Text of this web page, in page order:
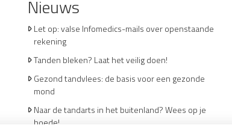
Nieuws
Let op: valse Infomedics-mails over openstaande
rekening
Tanden bleken? Laat het veilig doen!
Gezond tandvlees: de basis voor een gezonde
mond
Naar de tandarts in het buitenland? Wees op je
hoede!